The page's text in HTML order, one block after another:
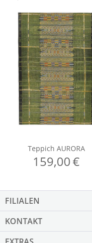
FILIALEN
KONTAKT